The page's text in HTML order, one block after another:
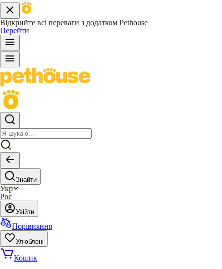
Відкрийте всі переваги з додатком Pethouse
Перейти
Знайти
Укр
Рос
Увійти
Порівняння
Улюблені
Кошик